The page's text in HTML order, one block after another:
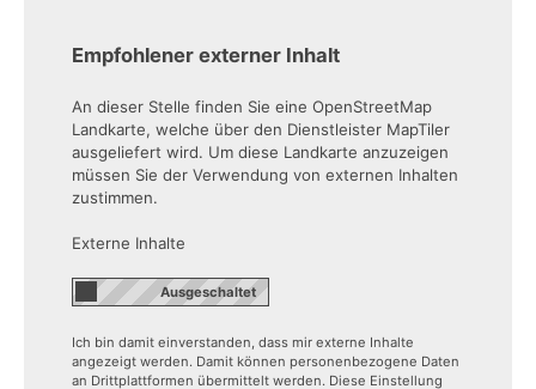
Empfohlener externer Inhalt
An dieser Stelle finden Sie eine OpenStreetMap
Landkarte, welche über den Dienstleister MapTiler
ausgeliefert wird. Um diese Landkarte anzuzeigen
müssen Sie der Verwendung von externen Inhalten
zustimmen.
Externe Inhalte
Ich bin damit einverstanden, dass mir externe Inhalte
angezeigt werden. Damit können personenbezogene Daten
an Drittplattformen übermittelt werden. Diese Einstellung